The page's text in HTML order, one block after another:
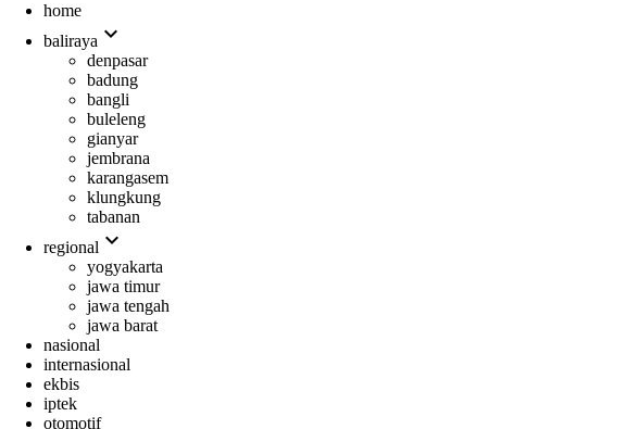
home
baliraya expand_more
denpasar
badung
bangli
buleleng
gianyar
jembrana
karangasem
klungkung
tabanan
regional expand_more
yogyakarta
jawa timur
jawa tengah
jawa barat
nasional
internasional
ekbis
iptek
otomotif